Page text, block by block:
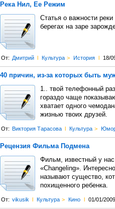
Река Нил, Ее Режим
Статья о важности
берегах на заре
От: Дмитрий l Культура > История l 18/
40 причин, из-за которых быть
1.. твой телефонный
гораздо чаще
хватает одного
жизнью твоих друзей.
От: Виктория Тарасова l Культура >
Рецензия Фильма Подмена
Фильм, известный у
«Changeling».
называют существо,
похищенного ребенка.
От: vikusik l Культура > Кино l 01/01/2009